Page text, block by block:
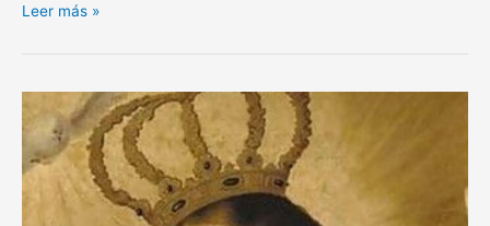
Oración
del
para
un
milagro:
La
plegaria
Leer más »